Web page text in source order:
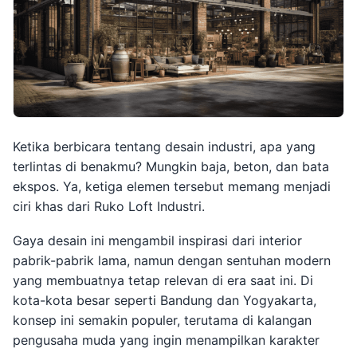
Ketika berbicara tentang desain industri, apa yang
terlintas di benakmu? Mungkin baja, beton, dan bata
ekspos. Ya, ketiga elemen tersebut memang menjadi
ciri khas dari Ruko Loft Industri.
Gaya desain ini mengambil inspirasi dari interior
pabrik-pabrik lama, namun dengan sentuhan modern
yang membuatnya tetap relevan di era saat ini. Di
kota-kota besar seperti Bandung dan Yogyakarta,
konsep ini semakin populer, terutama di kalangan
pengusaha muda yang ingin menampilkan karakter